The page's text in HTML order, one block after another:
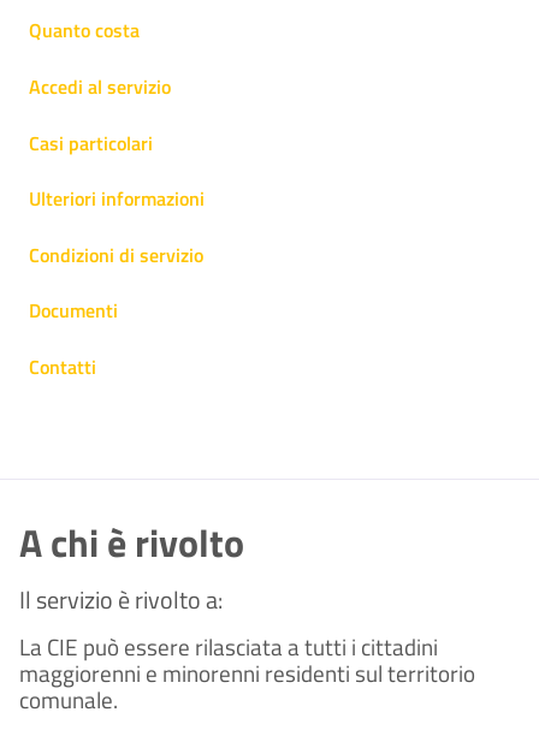
Quanto costa
Accedi al servizio
Casi particolari
Ulteriori informazioni
Condizioni di servizio
Documenti
Contatti
A chi è rivolto
Il servizio è rivolto a:
La CIE può essere rilasciata a tutti i cittadini
maggiorenni e minorenni residenti sul territorio
comunale.